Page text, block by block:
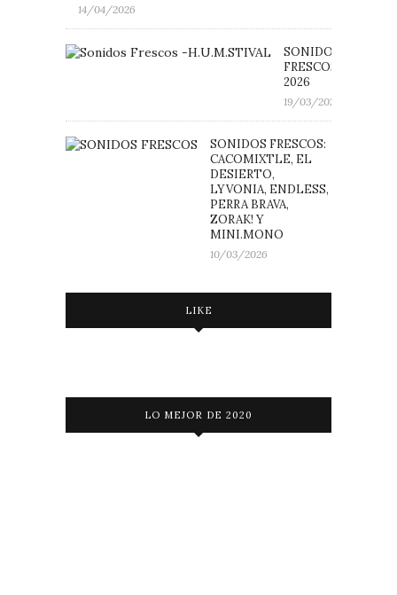
14/04/2026
SONIDOS
FRESCOS:
2026
19/03/2026
SONIDOS FRESCOS:
CACOMIXTLE, EL
DESIERTO,
LYVONIA, ENDLESS,
PERRA BRAVA,
ZORAK! Y
MINI.MONO
10/03/2026
LIKE
LO MEJOR DE 2020